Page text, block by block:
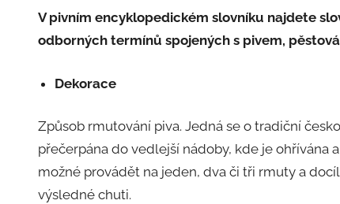
V pivním encyklopedickém slovníku najdete
odborných termínů spojených s pivem,
Dekorace
Způsob rmutování piva. Jedná se o tradiční
přečerpána do vedlejší nádoby, kde je ohřívána
možné provádět na jeden, dva či tři rmuty a
výsledné chuti.